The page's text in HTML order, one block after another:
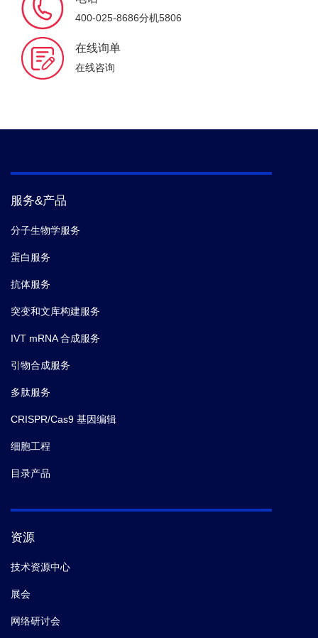
400-025-8686分机5806
在线询单
在线咨询
服务&产品
分子生物学服务
蛋白服务
抗体服务
突变和文库构建服务
IVT mRNA 合成服务
引物合成服务
多肽服务
CRISPR/Cas9 基因编辑
细胞工程
目录产品
资源
技术资源中心
展会
网络研讨会